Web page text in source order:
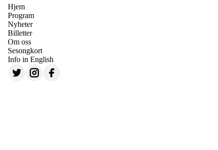
Hjem
Program
Nyheter
Billetter
Om oss
Sesongkort
Info in English